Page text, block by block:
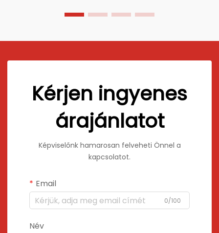
Kérjen ingyenes
árajánlatot
Képviselőnk hamarosan felveheti Önnel a
kapcsolatot.
Email
0/100
Név